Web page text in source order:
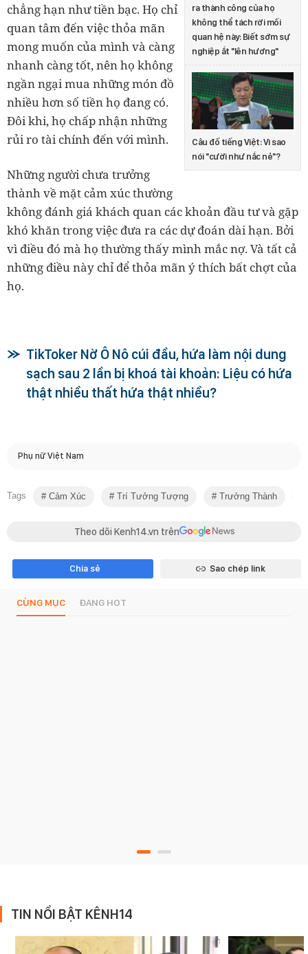
ra thành công của họ
không thể tách rời mối
quan hệ này: Biết sớm sự
nghiệp ắt "lên hương"
Câu đố tiếng Việt: Vì sao
nói "cười như nắc nẻ"?
chẳng hạn như tiền bạc. Họ chỉ
quan tâm đến việc thỏa mãn
mong muốn của mình và càng
nhanh càng tốt, nên họ không
ngần ngại mua những món đồ
nhiều hơn số tiền họ đang có.
Đôi khi, họ chấp nhận những
rủi ro tài chính đến với mình.
Những người chưa trưởng
thành về mặt cảm xúc thường
không đánh giá khách quan các khoản đầu tư và gặp
khó khăn trong việc đưa ra các dự đoán dài hạn. Bởi
vì điều đó mà họ thường thấy mình mắc nợ. Và tất cả
những điều này chỉ để thỏa mãn ý thích bất chợt của
họ.
TikToker Nờ Ô Nô cúi đầu, hứa làm nội dung
sạch sau 2 lần bị khoá tài khoản: Liệu có hứa
thật nhiều thất hứa thật nhiều?
Phụ nữ Việt Nam
Tags Cảm Xúc Trí Tưởng Tượng Trưởng Thành
Theo dõi Kenh14.vn trên
Chia sẻ Sao chép link
CÙNG MỤC ĐANG HOT
TIN NỔI BẬT KÊNH14